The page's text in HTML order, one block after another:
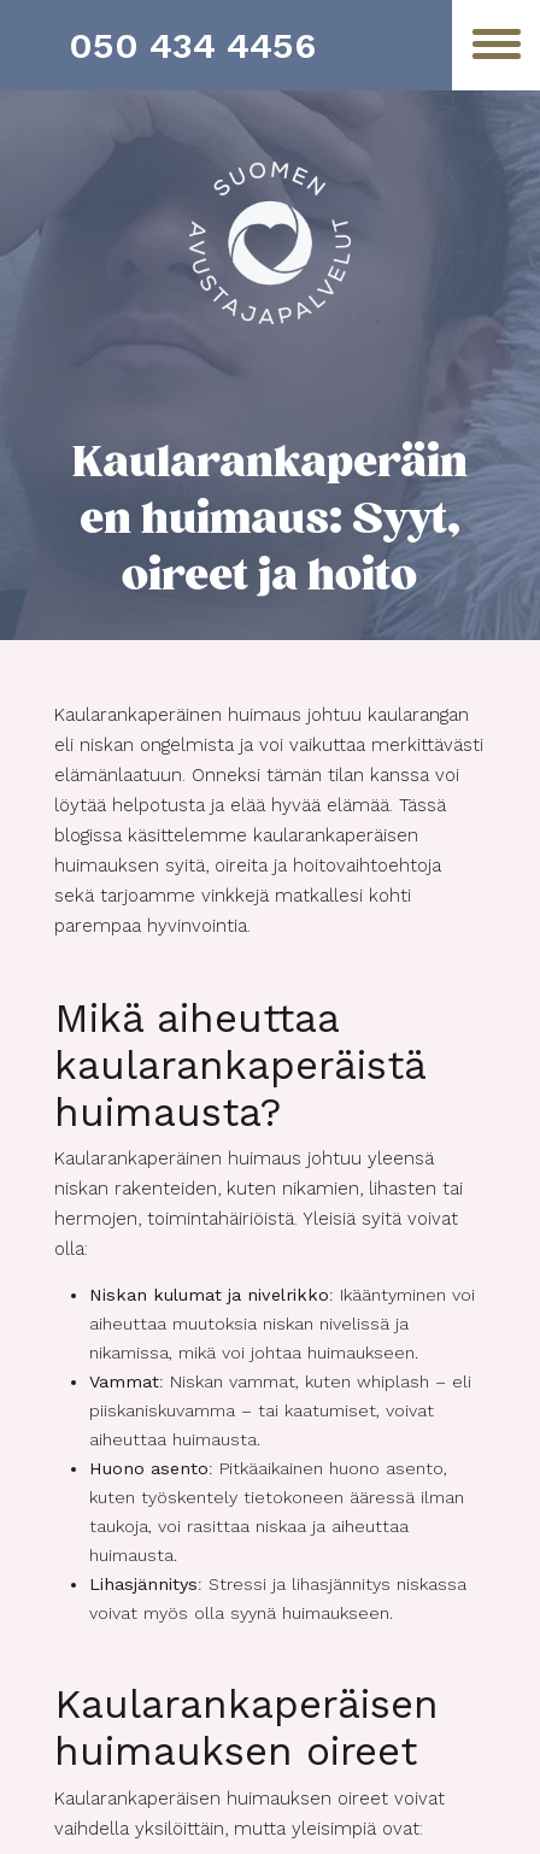
050 434 4456
Kaularankaperäin
en huimaus: Syyt,
oireet ja hoito
Kaularankaperäinen huimaus johtuu kaularangan
eli niskan ongelmista ja voi vaikuttaa merkittävästi
elämänlaatuun. Onneksi tämän tilan kanssa voi
löytää helpotusta ja elää hyvää elämää. Tässä
blogissa käsittelemme kaularankaperäisen
huimauksen syitä, oireita ja hoitovaihtoehtoja
sekä tarjoamme vinkkejä matkallesi kohti
parempaa hyvinvointia.
Mikä aiheuttaa
kaularankaperäistä
huimausta?
Kaularankaperäinen huimaus johtuu yleensä
niskan rakenteiden, kuten nikamien, lihasten tai
hermojen, toimintahäiriöistä. Yleisiä syitä voivat
olla:
Niskan kulumat ja nivelrikko: Ikääntyminen voi
aiheuttaa muutoksia niskan nivelissä ja
nikamissa, mikä voi johtaa huimaukseen.
Vammat: Niskan vammat, kuten whiplash – eli
piiskaniskuvamma – tai kaatumiset, voivat
aiheuttaa huimausta.
Huono asento: Pitkäaikainen huono asento,
kuten työskentely tietokoneen ääressä ilman
taukoja, voi rasittaa niskaa ja aiheuttaa
huimausta.
Lihasjännitys: Stressi ja lihasjännitys niskassa
voivat myös olla syynä huimaukseen.
Kaularankaperäisen
huimauksen oireet
Kaularankaperäisen huimauksen oireet voivat
vaihdella yksilöittäin, mutta yleisimpiä ovat: